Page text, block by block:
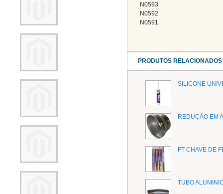
N0593
N0592
N0591
PRODUTOS RELACIONADOS
SILICONE
REDUÇÃO EM
FT CHAVE DE
TUBO